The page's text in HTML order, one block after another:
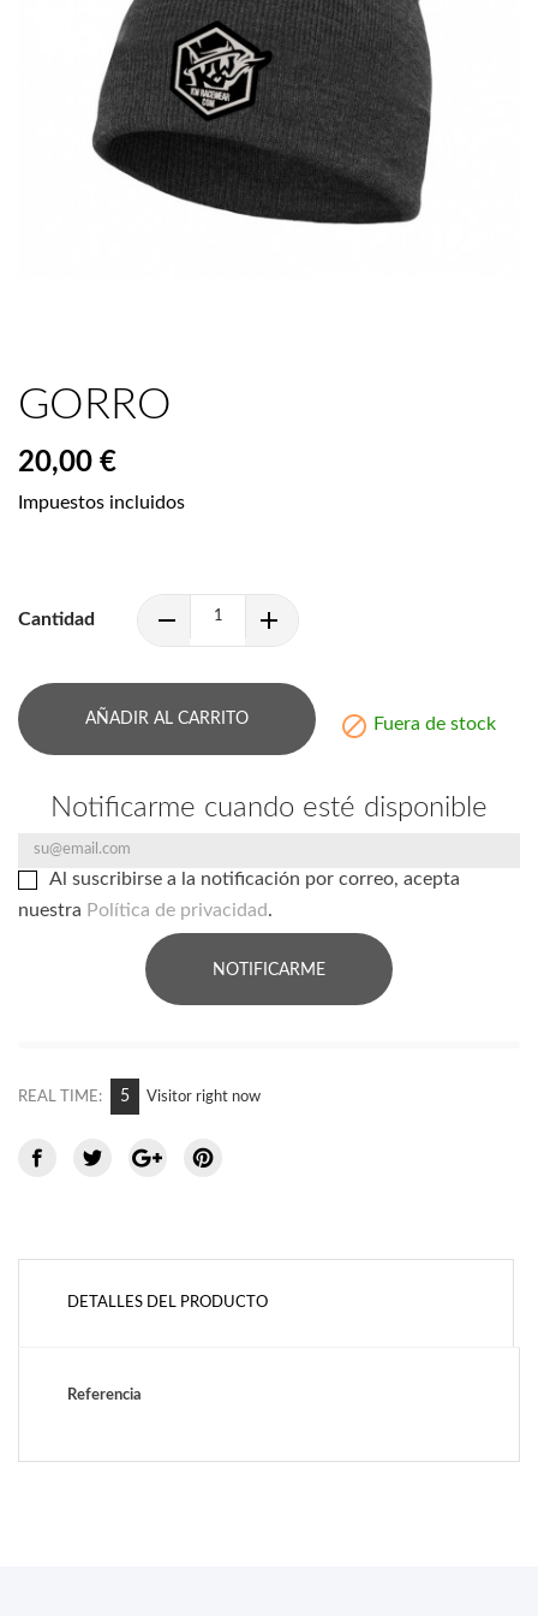
GORRO
20,00 €
Impuestos incluidos
Cantidad
AÑADIR AL CARRITO  Fuera de stock
Notificarme cuando esté disponible
Al suscribirse a la notificación por correo, acepta
nuestra Política de privacidad.
NOTIFICARME
REAL TIME: 5 Visitor right now
DETALLES DEL PRODUCTO
Referencia